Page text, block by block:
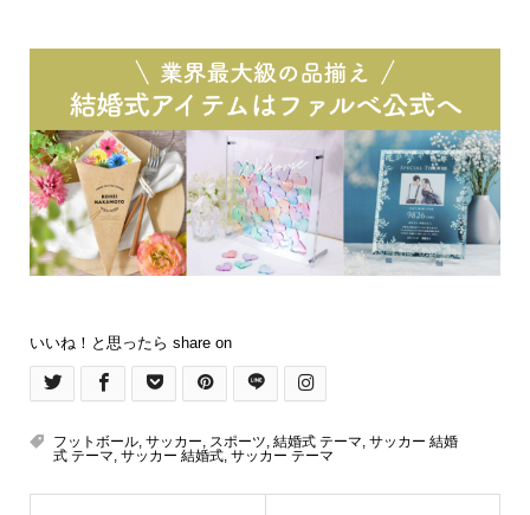
いいね！と思ったら share on
フットボール, サッカー, スポーツ, 結婚式 テーマ, サッカー 結婚
式 テーマ, サッカー 結婚式, サッカー テーマ